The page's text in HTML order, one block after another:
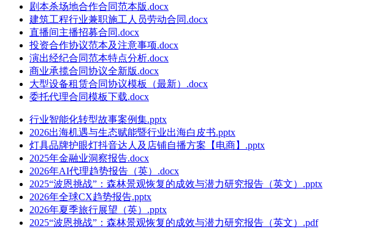
剧本杀场地合作合同范本版.docx
建筑工程行业兼职施工人员劳动合同.docx
直播间主播招募合同.docx
投资合作协议范本及注意事项.docx
演出经纪合同范本特点分析.docx
商业承揽合同协议全新版.docx
大型设备租赁合同协议模板（最新）.docx
委托代理合同模板下载.docx
行业智能化转型故事案例集.pptx
2026出海机遇与生态赋能暨行业出海白皮书.pptx
灯具品牌护眼灯抖音达人及店铺自播方案【电商】.pptx
2025年金融业洞察报告.docx
2026年AI代理趋势报告（英）.docx
2025“波恩挑战”：森林景观恢复的成效与潜力研究报告（英文）.pptx
2026年全球CX趋势报告.pptx
2026年夏季旅行展望（英）.pptx
2025“波恩挑战”：森林景观恢复的成效与潜力研究报告（英文）.pdf